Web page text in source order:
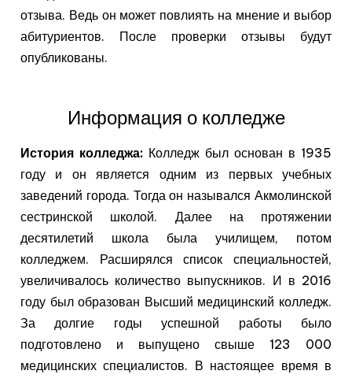
отзыва. Ведь он может повлиять на мнение и выбор
абитуриентов. После проверки отзывы будут
опубликованы.
Информация о колледже
История колледжа: Колледж был основан в 1935
году и он является одним из первых учебных
заведений города. Тогда он назывался Акмолинской
сестринской школой. Далее на протяжении
десятилетий школа была училищем, потом
колледжем. Расширялся список специальностей,
увеличивалось количество выпускников. И в 2016
году был образован Высший медицинский колледж.
За долгие годы успешной работы было
подготовлено и выпущено свыше 123 000
медицинских специалистов. В настоящее время в